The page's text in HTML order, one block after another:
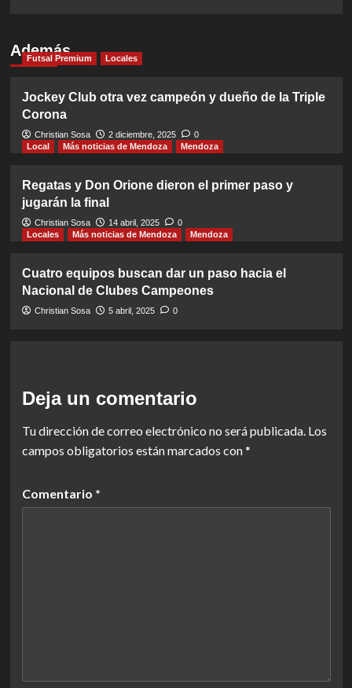
Además
Futsal Premium Locales
Jockey Club otra vez campeón y dueño de la Triple
Corona
Christian Sosa 2 diciembre, 2025
0
Local
Más noticias de Mendoza Mendoza
Regatas y Don Orione dieron el primer paso y
jugarán la final
Christian Sosa 14 abril, 2025
0
Locales
Más noticias de Mendoza Mendoza
Cuatro equipos buscan dar un paso hacia el
Nacional de Clubes Campeones
Christian Sosa 5 abril, 2025 0
Deja un comentario
Tu dirección de correo electrónico no será publicada. Los
campos obligatorios están marcados con*
Comentario *